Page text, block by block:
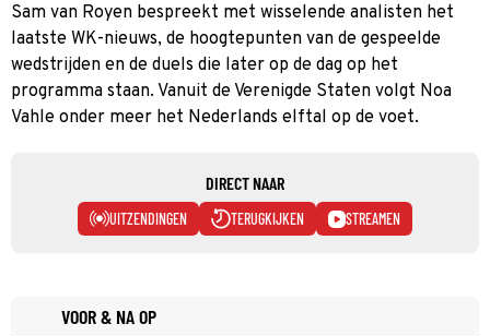
Sam van Royen bespreekt met wisselende analisten het
laatste WK-nieuws, de hoogtepunten van de gespeelde
wedstrijden en de duels die later op de dag op het
programma staan. Vanuit de Verenigde Staten volgt Noa
Vahle onder meer het Nederlands elftal op de voet.
DIRECT NAAR
UITZENDINGEN TERUGKIJKEN STREAMEN
VOOR & NA OP